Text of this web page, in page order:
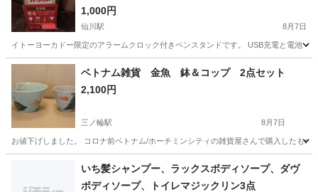
1,000円
仙川駅 8月7日
イトーヨーカドー限定のアラームクロック付きペンスタンドです。 USB充電と電池
東京 調布市 仙川駅 その他 イトーヨーカドー
ベトナム雑貨 金魚 鉢＆コップ 2点セット
2,100円
三ノ輪駅 8月7日
お値下げしました。 コロナ前ベトナム/ホーチミンシティの雑貨屋さんで購入したも
三ノ輪駅 食器 金魚
いち髪シャンプー、ラックスボディソープ、ダヴ
ボディソープ、トイレマジックリン3点